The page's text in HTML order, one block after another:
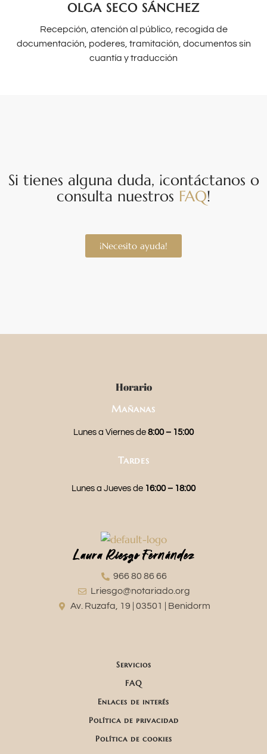
OLGA SECO SÁNCHEZ
Recepción, atención al público, recogida de
documentación, poderes, tramitación, documentos sin
cuantía y traducción
Si tienes alguna duda, ¡contáctanos o
consulta nuestros FAQ!
¡Necesito ayuda!
Horario
Mañanas
Lunes a Viernes de 8:00 – 15:00
Tardes
Lunes a Jueves de 16:00 – 18:00
Laura Riesgo Fernández
966 80 86 66
Lriesgo@notariado.org
Av. Ruzafa, 19 | 03501 | Benidorm
Servicios
FAQ
Enlaces de interés
Política de privacidad
Política de cookies